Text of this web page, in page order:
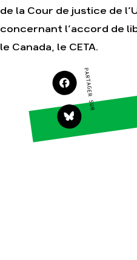
Agir
Faire un don
terrain
Agir au quotidien
Soutenir les
campagnes
Transmettre tout ou
partie de son
patrimoine
Télécharger
de la Cour de justice de
concernant l’accord de
le Canada, le CETA.
PARTAGER SUR